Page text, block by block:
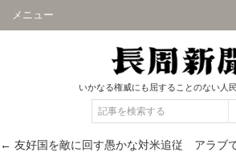
メニュー
いかなる権威にも屈することのない人
← 友好国を敵に回す愚かな対米追従 アラブ